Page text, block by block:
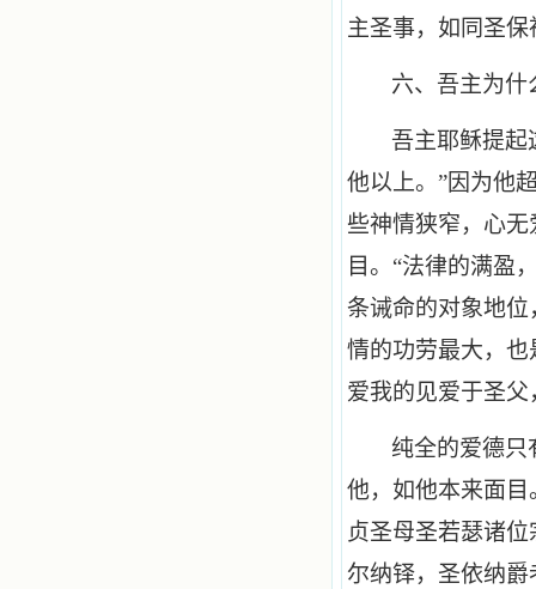
主圣事，如同圣
六、吾主为什
吾主耶稣提起
他以上。”因为他
些神情狭窄，心
目。“法律的满盈
条诫命的对象地
情的功劳最大，也
爱我的见爱于圣父
纯全的爱德只
他，如他本来面
贞圣母圣若瑟诸
尔纳铎，圣依纳